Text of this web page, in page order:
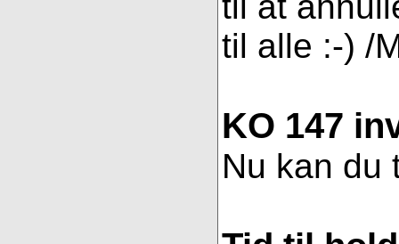
til alle :-) /
KO 147
Nu kan du